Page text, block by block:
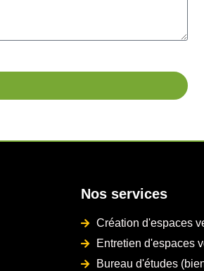
Nos services
Création d'espaces
Entretien d'espaces
Bureau d'études